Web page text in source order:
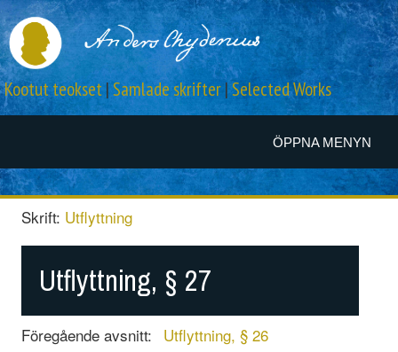
ÖPPNA MENYN
Kootut teokset|Samlade skrifter|Selected Works
Skrift: Utflyttning
Utflyttning, § 27
Föregående avsnitt: Utflyttning, § 26